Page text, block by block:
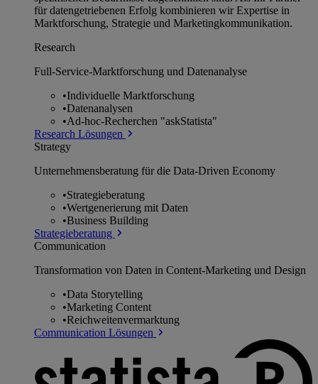
für datengetriebenen Erfolg kombinieren wir Expertise in
Marktforschung, Strategie und Marketingkommunikation.
Research
Full-Service-Marktforschung und Datenanalyse
•Individuelle Marktforschung
•Datenanalysen
•Ad-hoc-Recherchen "askStatista"
Research Lösungen
Strategy
Unternehmens­beratung für die Data-Driven Economy
•Strategieberatung
•Wertgenerierung mit Daten
•Business Building
Strategieberatung
Communication
Transformation von Daten in Content-Marketing und Design
•Data Storytelling
•Marketing Content
•Reichweitenvermarktung
Communication Lösungen